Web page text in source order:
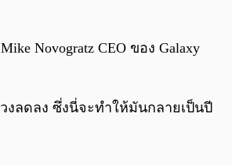
0:00 0:00
Novogratz CEO ของ Galaxy
งลดลง ซึ่งนี่จะทำให้มันกลายเป็นปี